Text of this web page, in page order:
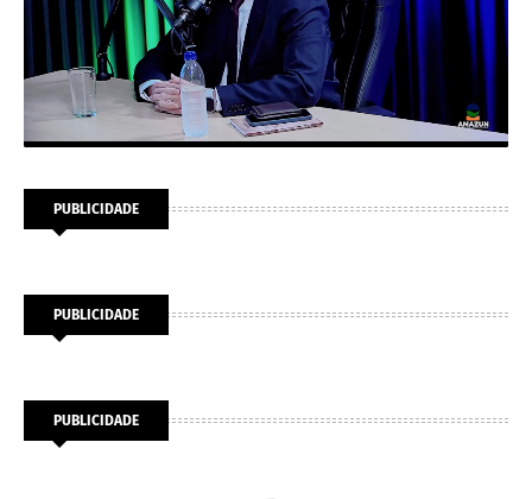
PUBLICIDADE
PUBLICIDADE
PUBLICIDADE